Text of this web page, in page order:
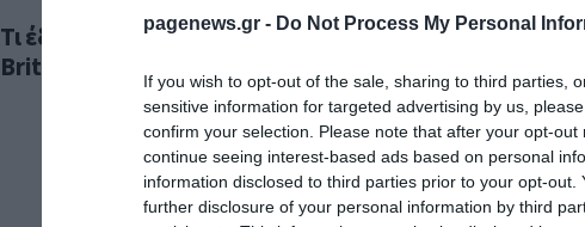
pagenews.gr - Do Not Process My Personal
If you wish to opt-out of the sale, sharing to third parties,
sensitive information for targeted advertising by us,
confirm your selection. Please note that after your opt-
continue seeing interest-based ads based on personal
information disclosed to third parties prior to your opt-
further disclosure of your personal information by third
Τι έδειξε έρευνα που διεξήχθη από το University of
British Columbia και την Ιατρική Σχολή του Harvard